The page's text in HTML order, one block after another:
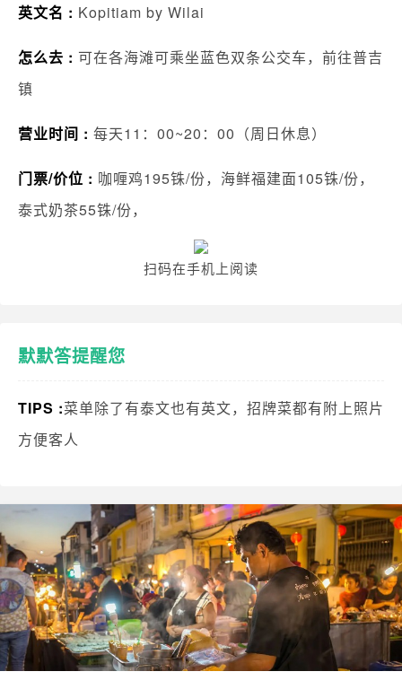
英文名 : Kopitiam by Wilai
怎么去 : 可在各海滩可乘坐蓝色双条公交车，前往普吉
镇
营业时间 : 每天11：00~20：00（周日休息）
门票/价位 : 咖喱鸡195铢/份，海鲜福建面105铢/份，
泰式奶茶55铢/份，
扫码在手机上阅读
默默答提醒您
TIPS :菜单除了有泰文也有英文，招牌菜都有附上照片
方便客人